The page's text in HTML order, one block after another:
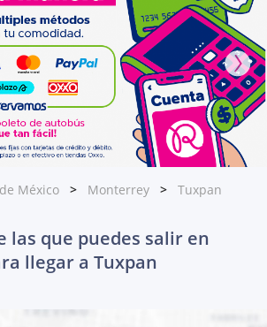
México Monterrey Tuxpan
las que puedes salir en
llegar a Tuxpan